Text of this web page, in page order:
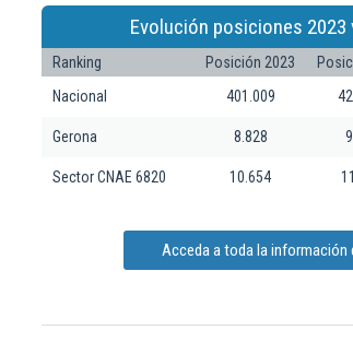
Evolución posiciones 2023
Ranking Posición 2023
Nacional
401.009
Gerona 8.828
Sector CNAE 6820 10.654
Acceda a toda la información